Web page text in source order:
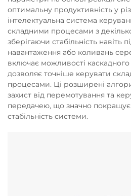
оптимальну продуктивність у
інтелектуальна система
складними процесами з
зберігаючи стабільність навіть
навантаження або коливань
включає можливості
дозволяє точніше керувати
процесами. Ці розширені
захист від перемотування та
передачею, що значно покращує
стабільність системи.